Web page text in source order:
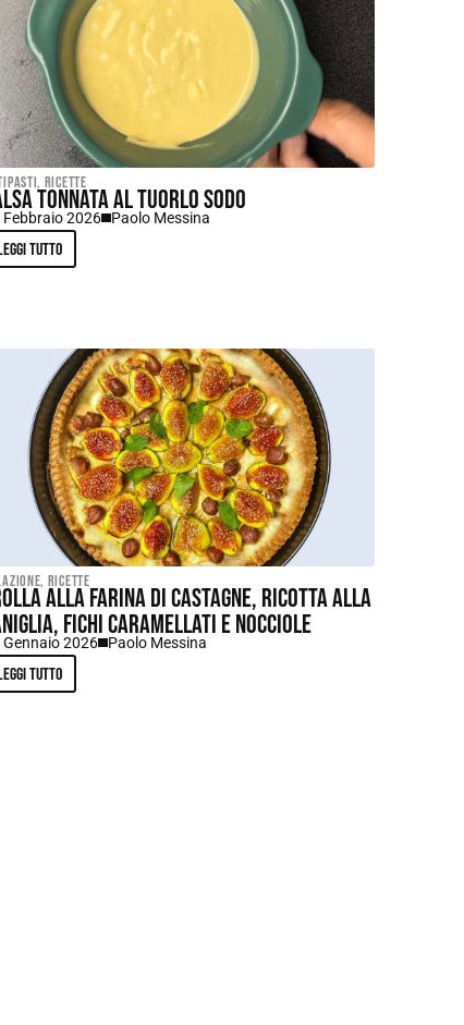
, Ricette
tonnata al tuorlo sodo
Febbraio 2026 Paolo Messina
tutto
, Ricette
alla farina di castagne, ricotta alla
fichi caramellati e nocciole
Gennaio 2026 Paolo Messina
tutto